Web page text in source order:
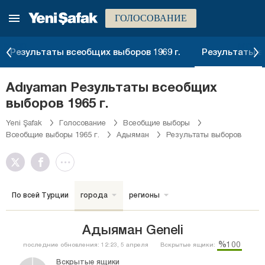
ГОЛОСОВАНИЕ
Результаты всеобщих выборов 1969 г. Результаты
Adıyaman Результаты всеобщих
выборов 1965 г.
Yeni Şafak Голосование
Всеобщие выборы
Всеобщие выборы 1965 г.
Адыяман Результаты выборов
По всей Турции города регионы
Адыяман Geneli
последние обновления: 12:23, 5 апреля Вскрытые ящики: %100
Вскрытые ящики